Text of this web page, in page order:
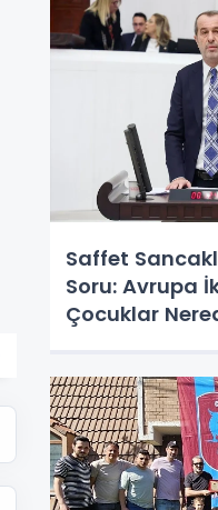
Saffet
Soru: Avrupa
Çocuklar